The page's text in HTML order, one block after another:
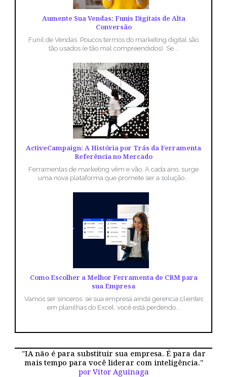
Aumente Sua Vendas: Funis Digitais de Alta
Conversão
Funil de Vendas. Poucos termos do marketing digital são
tão usados (e tão mal compreendidos). Se...
ActiveCampaign: A História por Trás da Ferramenta
Referência no Mercado
Ferramentas de marketing vêm e vão. A cada ano, surge
uma nova plataforma que promete ser a solução...
Como Escolher a Melhor Ferramenta de CRM para
sua Empresa
Vamos ser sinceros: se sua empresa ainda gerencia clientes
em planilhas do Excel, você está perdendo...
"IA não é para substituir sua empresa. É para dar
mais tempo para você liderar com inteligência."
por Vitor Aguinaga